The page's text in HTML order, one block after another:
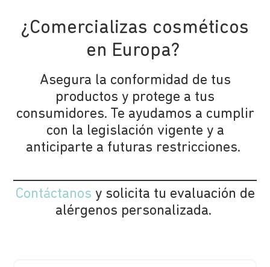
¿Comercializas cosméticos
en Europa?
Asegura la conformidad de tus
productos y protege a tus
consumidores. Te ayudamos a cumplir
con la legislación vigente y a
anticiparte a futuras restricciones.
Contáctanos y solicita tu evaluación de
alérgenos personalizada.